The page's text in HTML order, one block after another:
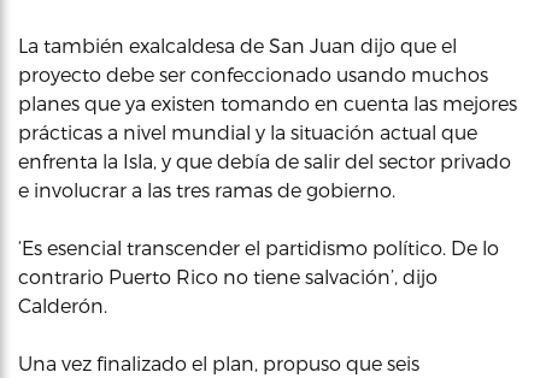
La también exalcaldesa de San Juan dijo que el
proyecto debe ser confeccionado usando muchos
planes que ya existen tomando en cuenta las mejores
prácticas a nivel mundial y la situación actual que
enfrenta la Isla, y que debía de salir del sector privado
e involucrar a las tres ramas de gobierno.
‘Es esencial transcender el partidismo político. De lo
contrario Puerto Rico no tiene salvación’, dijo
Calderón.
Una vez finalizado el plan, propuso que seis